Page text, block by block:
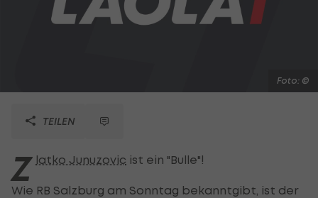
Foto: ©
TEILEN
Z latko Junuzovic ist ein "Bulle"!
Wie RB Salzburg am Sonntag bekanntgibt, ist der